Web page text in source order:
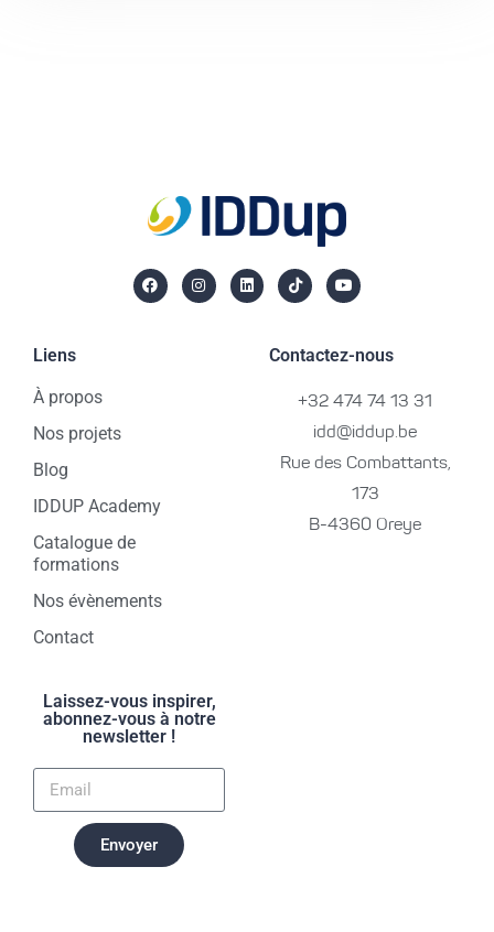
Liens
À propos
Nos projets
Blog
IDDUP Academy
Catalogue de
formations
Nos évènements
Contact
Contactez-nous
+32 474 74 13 31
idd@iddup.be
Rue des Combattants,
173
B-4360 Oreye
Laissez-vous inspirer,
abonnez-vous à notre
newsletter !
Envoyer